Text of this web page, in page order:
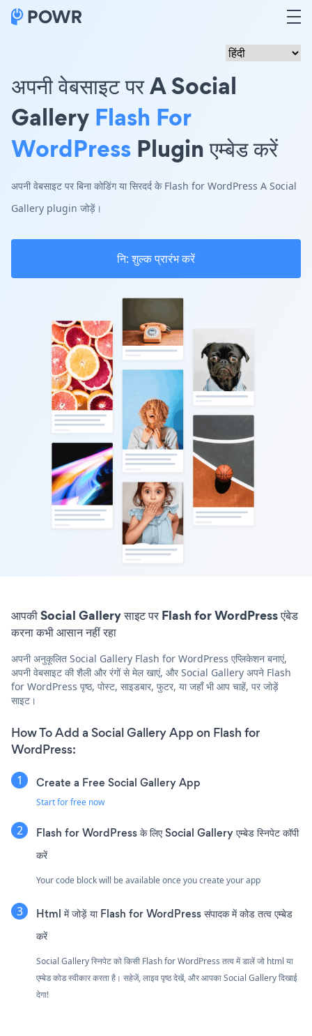
अपनी वेबसाइट पर A Social
Gallery Flash For
WordPress Plugin एम्बेड करें
अपनी वेबसाइट पर बिना कोडिंग या सिरदर्द के Flash for WordPress A Social
Gallery plugin जोड़ें।
नि: शुल्क प्रारंभ करें
आपकी Social Gallery साइट पर Flash for WordPress एंबेड
करना कभी आसान नहीं रहा
अपनी अनुकूलित Social Gallery Flash for WordPress एप्लिकेशन बनाएं,
अपनी वेबसाइट की शैली और रंगों से मेल खाएं, और Social Gallery अपने Flash
for WordPress पृष्ठ, पोस्ट, साइडबार, फुटर, या जहाँ भी आप चाहें, पर जोड़ें
साइट।
How To Add a Social Gallery App on Flash for
WordPress:
Create a Free Social Gallery App
Start for free now
Flash for WordPress के लिए Social Gallery एम्बेड स्निपेट कॉपी
करें
Your code block will be available once you create your app
Html में जोड़ें या Flash for WordPress संपादक में कोड तत्व एम्बेड
करें
Social Gallery स्निपेट को किसी Flash for WordPress तत्व में डालें जो html या
एम्बेड कोड स्वीकार करता है। सहेजें, लाइव पृष्ठ देखें, और आपका Social Gallery दिखाई
देगा!